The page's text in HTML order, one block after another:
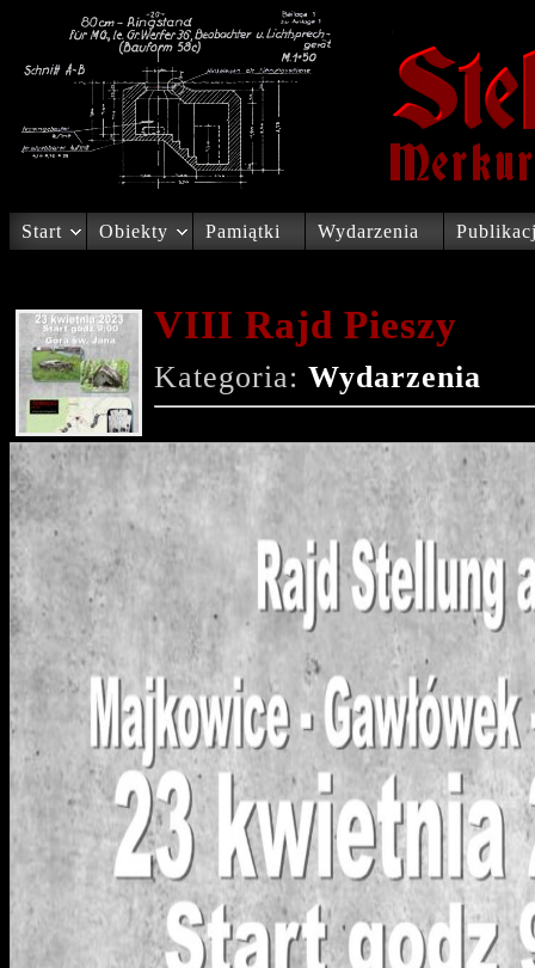
Start Obiekty Pamiątki Wydarzenia
VIII Rajd Pieszy
Kategoria: Wydarzenia